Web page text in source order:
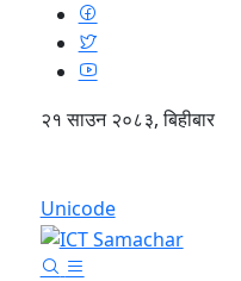
२१ साउन २०८३, बिहीबार
Unicode